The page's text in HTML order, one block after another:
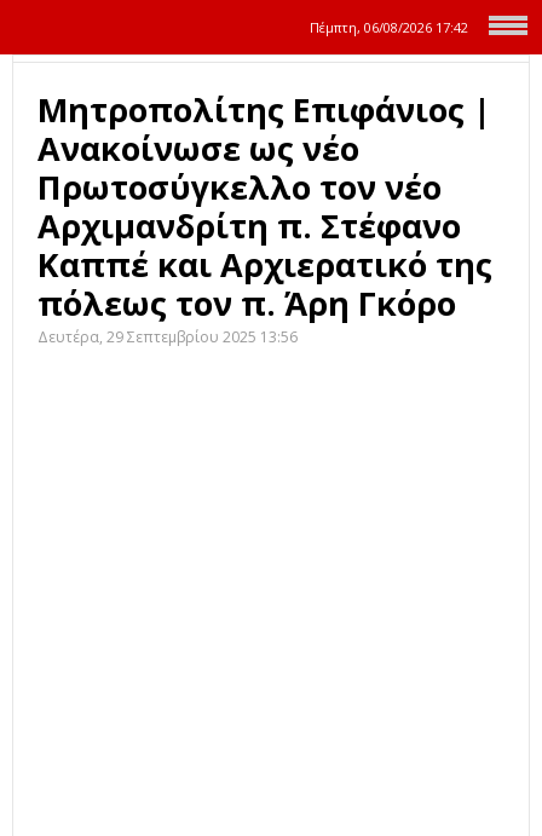
Πέμπτη, 06/08/2026 17:42
Μητροπολίτης Επιφάνιος |
Ανακοίνωσε ως νέο
Πρωτοσύγκελλο τον νέο
Αρχιμανδρίτη π. Στέφανο
Καππέ και Αρχιερατικό της
πόλεως τον π. Άρη Γκόρο
Δευτέρα, 29 Σεπτεμβρίου 2025 13:56